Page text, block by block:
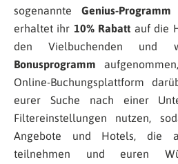
sogenannteGenius-Programm
erhaltet ihr 10% Rabatt auf die
den Vielbuchenden
Bonusprogramm
Online-Buchungsplattform
eurer Suche nach einer
Filtereinstellungen nutzen,
Angebote und Hotels, die
teilnehmen und euren